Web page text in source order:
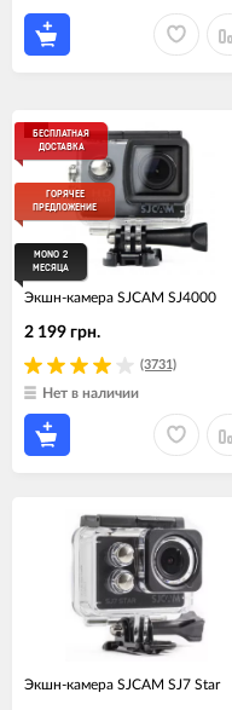
БЕСПЛАТНАЯ
ДОСТАВКА
ГОРЯЧЕЕ
ПРЕДЛОЖЕНИЕ
MONO 2
МЕСЯЦА
Экшн-камера SJCAM SJ4000
(3731)
2 199 грн.
Нет в наличии
Экшн-камера SJCAM SJ7 Star